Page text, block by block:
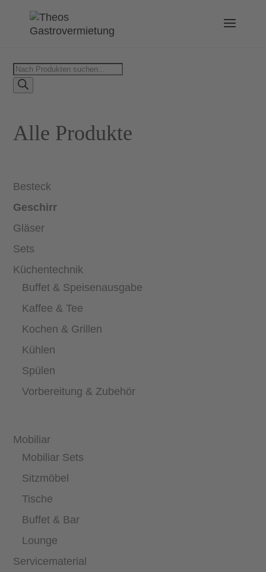
Products
search
Alle Produkte
Besteck
Geschirr
Gläser
Sets
Küchentechnik
Buffet & Speisenausgabe
Kaffee & Tee
Kochen & Grillen
Kühlen
Spülen
Vorbereitung & Zubehör
Mobiliar
Mobiliar Sets
Sitzmöbel
Tische
Buffet & Bar
Lounge
Servicematerial